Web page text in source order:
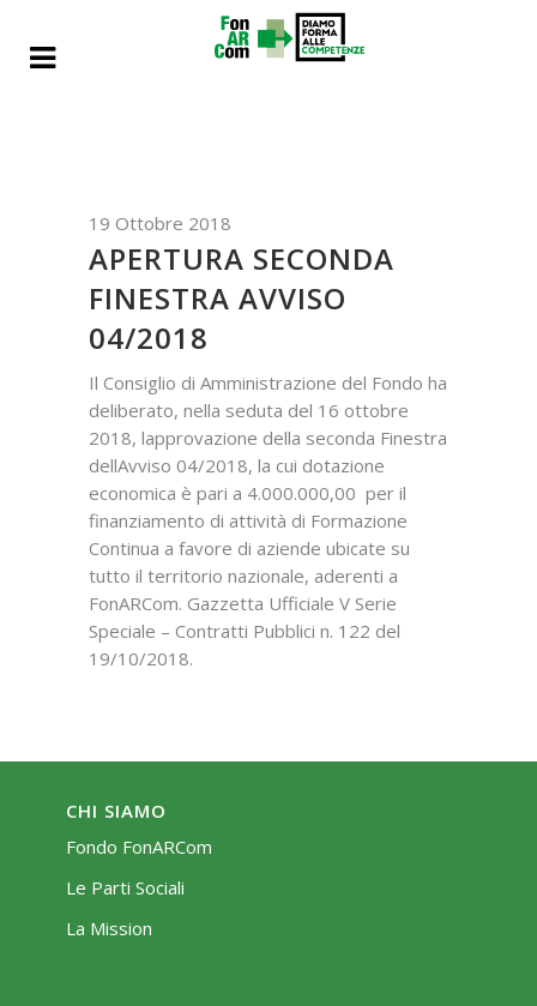
19 Ottobre 2018
APERTURA SECONDA
FINESTRA AVVISO
04/2018
Il Consiglio di Amministrazione del Fondo ha
deliberato, nella seduta del 16 ottobre
2018, lapprovazione della seconda Finestra
dellAvviso 04/2018, la cui dotazione
economica è pari a 4.000.000,00  per il
finanziamento di attività di Formazione
Continua a favore di aziende ubicate su
tutto il territorio nazionale, aderenti a
FonARCom. Gazzetta Ufficiale V Serie
Speciale – Contratti Pubblici n. 122 del
19/10/2018.
CHI SIAMO
Fondo FonARCom
Le Parti Sociali
La Mission